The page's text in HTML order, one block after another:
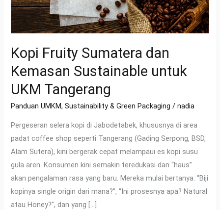
Kopi Fruity Sumatera dan
Kemasan Sustainable untuk
UKM Tangerang
Panduan UMKM,Sustainability & Green Packaging /nadia
Pergeseran selera kopi di Jabodetabek, khususnya di area
padat coffee shop seperti Tangerang (Gading Serpong, BSD,
Alam Sutera), kini bergerak cepat melampaui es kopi susu
gula aren. Konsumen kini semakin teredukasi dan “haus”
akan pengalaman rasa yang baru. Mereka mulai bertanya: “Biji
kopinya single origin dari mana?”, “Ini prosesnya apa? Natural
atau Honey?”, dan yang […]
Tangerang